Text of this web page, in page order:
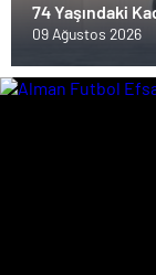
74 Yaşındaki
Etti
09 Ağustos 2026